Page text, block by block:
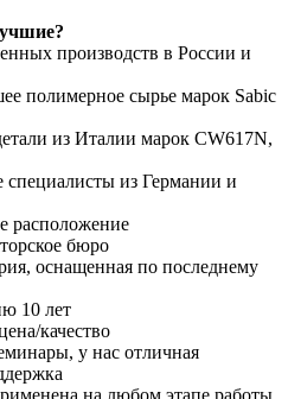
производств в России и
полимерное сырье марок Sabic
из Италии марок CW617N,
специалисты из Германии и
расположение
бюро
оснащенная по последнему
10 лет
качество
у нас отличная
на любом этапе работы